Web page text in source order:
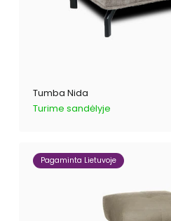
Tumba Nida
Turime sandėlyje
Pagaminta Lietuvoje